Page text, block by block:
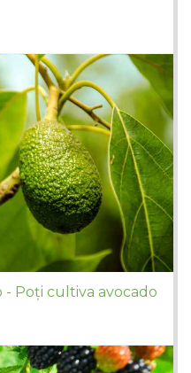
- Poți cultiva avocado